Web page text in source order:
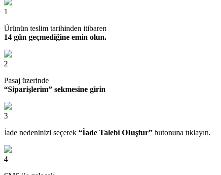
1
Ürünün teslim tarihinden itibaren
14 gün geçmediğine emin olun.
2
Pasaj üzerinde
“Siparişlerim” sekmesine girin
3
İade nedeninizi seçerek “İade Talebi OIuştur” butonuna tıklayın.
4